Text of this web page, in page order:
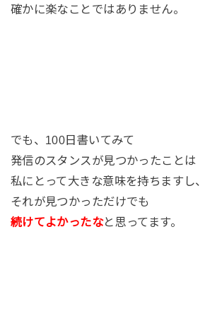
確かに楽なことではありません。
でも、100日書いてみて
発信のスタンスが見つかったことは
私にとって大きな意味を持ちますし、
それが見つかっただけでも
続けてよかったなと思ってます。